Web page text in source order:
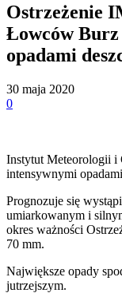
Ostrzeżenie
Łowców
opadami
30 maja 2020
0
Instytut Meteorologii i
intensywnymi
Prognozuje się
umiarkowanym i
okres ważności
70 mm.
Największe opady
jutrzejszym.